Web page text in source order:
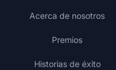
Acerca de nosotros
Premios
Historias de éxito